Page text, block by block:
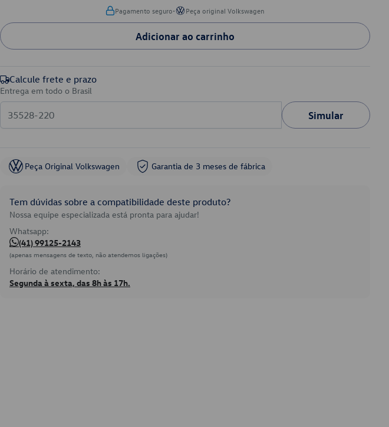
Pagamento seguro• Peça original Volkswagen
Adicionar ao carrinho
Calcule frete e prazo
Entrega em todo o Brasil
Simular
Peça Original Volkswagen Garantia de 3 meses de fábrica
Tem dúvidas sobre a compatibilidade deste produto?
Nossa equipe especializada está pronta para ajudar!
Whatsapp:
(41) 99125-2143
(apenas mensagens de texto, não atendemos ligações)
Horário de atendimento:
Segunda à sexta, das 8h às 17h.